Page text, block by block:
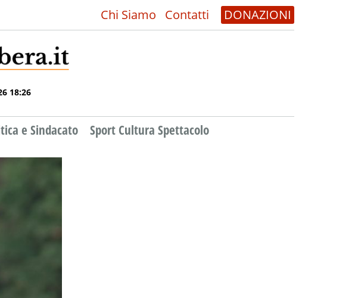
Chi Siamo Contatti DONAZIONI
18:26
e Sindacato Sport Cultura Spettacolo